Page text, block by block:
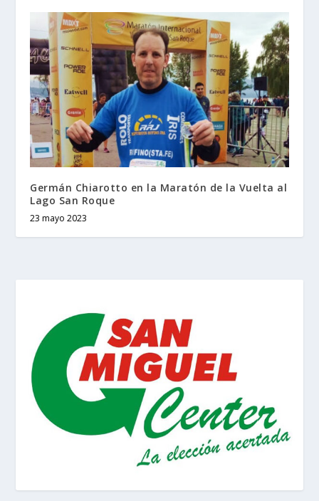
Germán Chiarotto en la Maratón de la Vuelta al
Lago San Roque
23 mayo 2023